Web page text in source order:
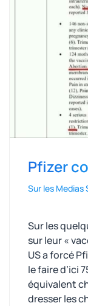
Pfizer
Sur les
Sur les
sur leur «
US a forcé
le faire d’ici
équivalent
dresser les